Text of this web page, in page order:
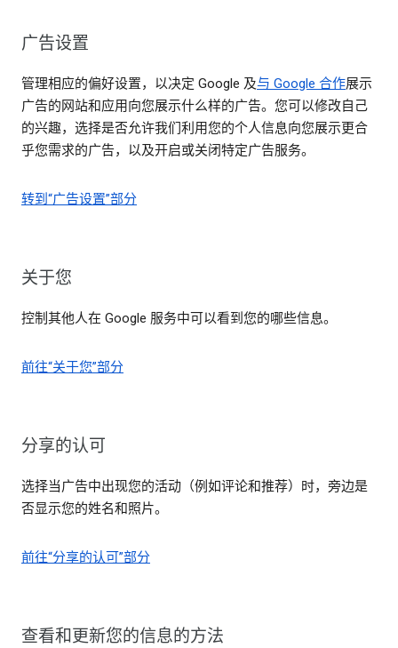
广告设置
管理相应的偏好设置，以决定 Google 及与 Google 合作展示
广告的网站和应用向您展示什么样的广告。您可以修改自己
的兴趣，选择是否允许我们利用您的个人信息向您展示更合
乎您需求的广告，以及开启或关闭特定广告服务。
转到“广告设置”部分
关于您
控制其他人在 Google 服务中可以看到您的哪些信息。
前往“关于您”部分
分享的认可
选择当广告中出现您的活动（例如评论和推荐）时，旁边是
否显示您的姓名和照片。
前往“分享的认可”部分
查看和更新您的信息的方法